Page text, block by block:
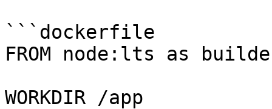
```dockerfile
FROM node:lts as
WORKDIR /app